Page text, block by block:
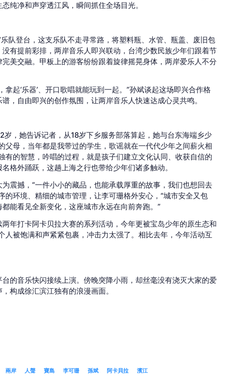
纯净和声穿透江风，瞬间抓住全场目光。
队登台，这支乐队不走寻常路，将塑料瓶、水管、瓶盖、废旧包
有提前彩排，两岸音乐人即兴联动，台湾少数民族少年们跟着节
美交融。甲板上的游客纷纷跟着旋律摇晃身体，两岸爱乐人不分
起‘乐器’、开口歌唱就能玩到一起。”孙斌谈起这场即兴合作格
，自由即兴的创作氛围，让两岸音乐人快速达成心灵共鸣。
，她告诉记者，从18岁下乡服务部落算起，她与台东海端乡少
父母，当年都是我带过的学生，歌谣就在一代代少年之间薪火相
有的智慧，吟唱的过程，就是孩子们建立文化认同、收获自信的
格外踊跃，这趟上海之行也带给少年们诸多触动。
震撼，“一件小小的藏品，也能承载厚重的故事，我们也想回去
环境、精细的城市管理，让李可珊格外安心，“城市安全又包
能看见全新变化，这座城市永远在向前奔跑。”
年打卡阿卡贝拉大赛的系列活动，今年更被宝岛少年的原生态和
人被饱满和声紧紧包裹，冲击力太强了。相比去年，今年活动互
的音乐快闪接续上演。傍晚突降小雨，却丝毫没有浇灭大家的爱
构成徐汇滨江独有的浪漫画面。
兩岸 人聲 寶島 李可珊 孫斌 阿卡貝拉 濱江